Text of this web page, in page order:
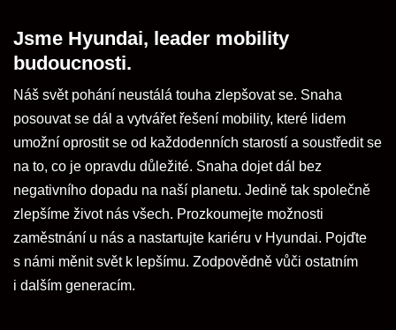
Jsme Hyundai, leader mobility
budoucnosti.
Náš svět pohání neustálá touha zlepšovat se. Snaha
posouvat se dál a vytvářet řešení mobility, které lidem
umožní oprostit se od každodenních starostí a soustředit se
na to, co je opravdu důležité. Snaha dojet dál bez
negativního dopadu na naší planetu. Jedině tak společně
zlepšíme život nás všech. Prozkoumejte možnosti
zaměstnání u nás a nastartujte kariéru v Hyundai. Pojďte
s námi měnit svět k lepšímu. Zodpovědně vůči ostatním
i dalším generacím.